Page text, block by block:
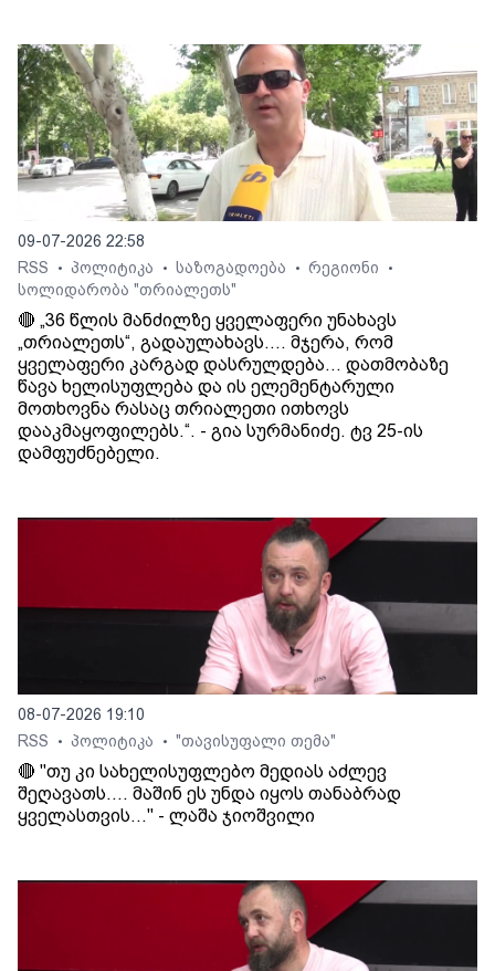
09-07-2026 22:58
RSS
• პოლიტიკა • საზოგადოება • რეგიონი •
სოლიდარობა "თრიალეთს"
🔴 „36 წლის მანძილზე ყველაფერი უნახავს
„თრიალეთს“, გადაულახავს.... მჯერა, რომ
ყველაფერი კარგად დასრულდება... დათმობაზე
წავა ხელისუფლება და ის ელემენტარული
მოთხოვნა რასაც თრიალეთი ითხოვს
დააკმაყოფილებს.“. - გია სურმანიძე. ტვ 25-ის
დამფუძნებელი.
08-07-2026 19:10
RSS
• პოლიტიკა • "თავისუფალი თემა"
🔴 "თუ კი სახელისუფლებო მედიას აძლევ
შეღავათს.... მაშინ ეს უნდა იყოს თანაბრად
ყველასთვის..." - ლაშა ჯიოშვილი